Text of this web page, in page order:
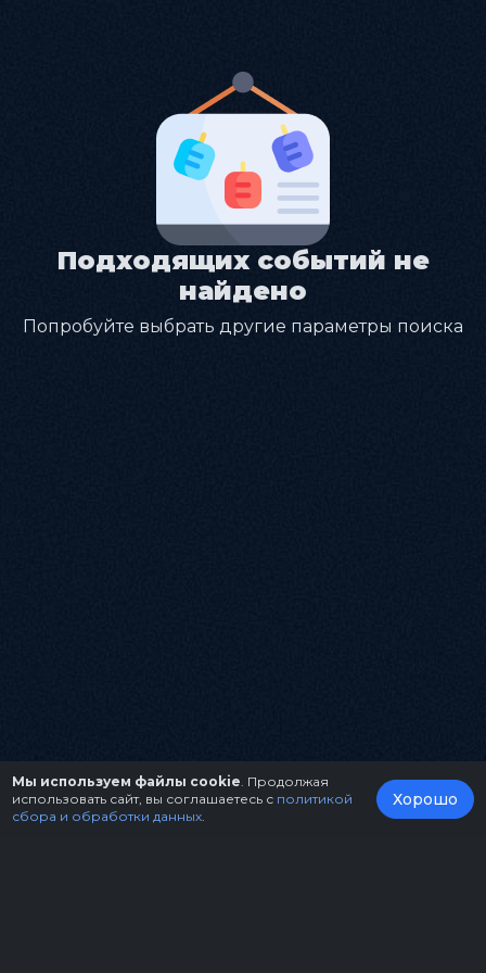
Подходящих событий не
найдено
Попробуйте выбрать другие параметры поиска
Мы используем файлы cookie . Продолжая
использовать сайт, вы соглашаетесь с политикой
сбора и обработки данных
Хорошо